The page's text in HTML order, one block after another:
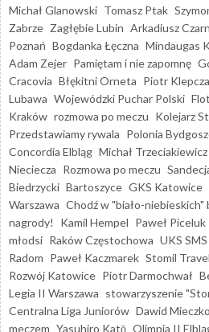
Michał Glanowski Tomasz Ptak
Zabrze Zagłębie Lubin Arkadiusz
Poznań Bogdanka Łęczna Mindaugas
Adam Zejer Pamiętam i nie zapomnę
Cracovia Błękitni Orneta Piotr
Lubawa Wojewódzki Puchar Polski
Kraków rozmowa po meczu Kolejarz
Przedstawiamy rywala Polonia
Concordia Elbląg Michał Trzeciakiewicz
Nieciecza Rozmowa po meczu
Biedrzycki Bartoszyce GKS Katowice
Warszawa Chodź w "biało-niebieskich"
nagrody!
Kamil Hempel Paweł Piceluk
młodsi Raków Częstochowa UKS
Radom Paweł Kaczmarek Stomil Travel
Rozwój Katowice Piotr Darmochwał
Legia II Warszawa stowarzyszenie
Centralna Liga Juniorów Dawid
meczem Yasuhiro Katō Olimpia II